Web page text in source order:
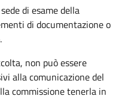
di esame della
di documentazione o
non può essere
alla comunicazione del
commissione tenerla in